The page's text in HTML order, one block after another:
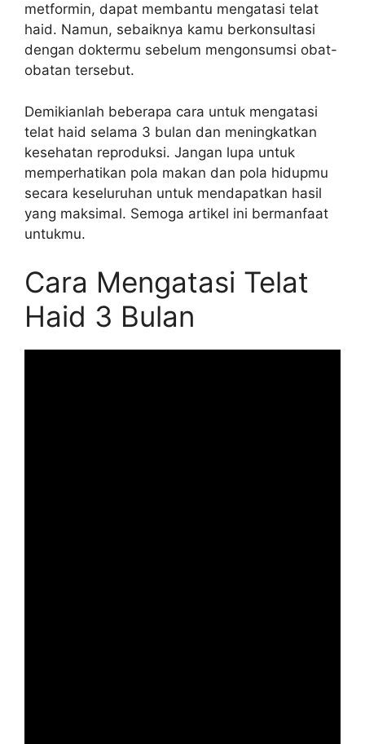
metformin, dapat membantu mengatasi telat
haid. Namun, sebaiknya kamu berkonsultasi
dengan doktermu sebelum mengonsumsi obat-
obatan tersebut.
Demikianlah beberapa cara untuk mengatasi
telat haid selama 3 bulan dan meningkatkan
kesehatan reproduksi. Jangan lupa untuk
memperhatikan pola makan dan pola hidupmu
secara keseluruhan untuk mendapatkan hasil
yang maksimal. Semoga artikel ini bermanfaat
untukmu.
Cara Mengatasi Telat
Haid 3 Bulan